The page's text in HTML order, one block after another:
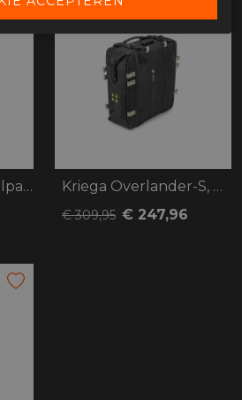
Zadeltas Kriega Rollpack 40 camo
-20%
Kriega Overlander-S, OS-22
€ 309,95 € 247,96